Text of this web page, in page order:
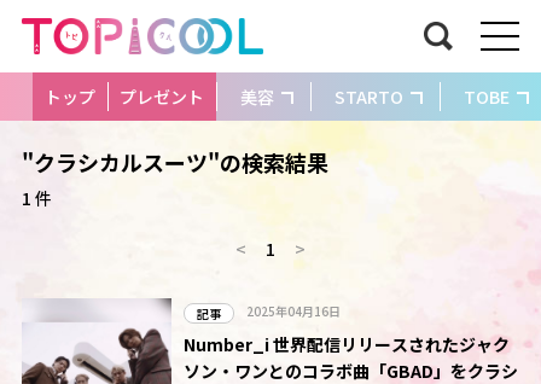
トップ プレゼント 美容 STARTO TOBE
"クラシカルスーツ"の検索結果
1 件
< 1 >
記事 2025年04月16日
Number_i 世界配信リリースされたジャク
ソン・ワンとのコラボ曲「GBAD」をクラシ